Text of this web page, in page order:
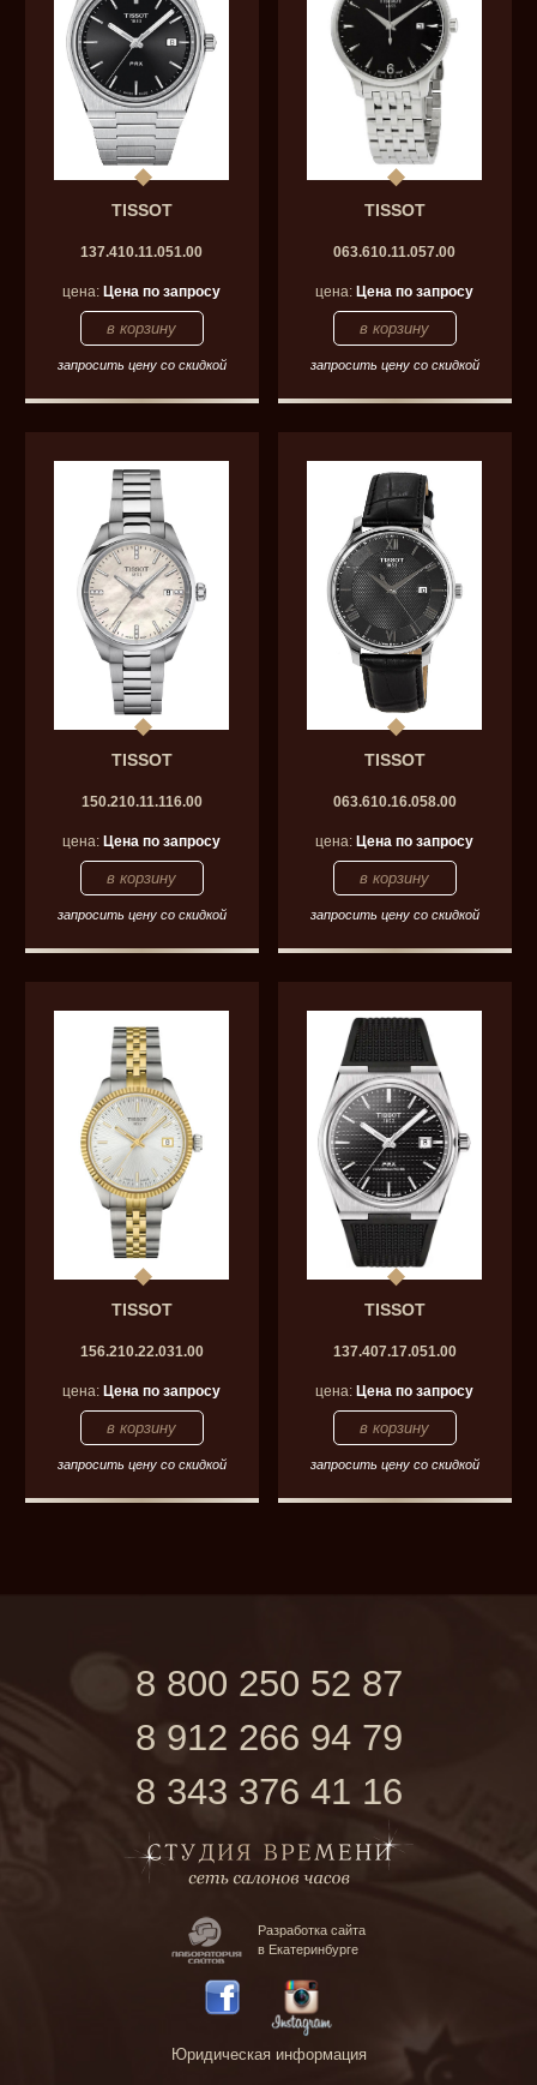
TISSOT
137.410.11.051.00
цена:Цена по запросу
запросить цену со скидкой
TISSOT
063.610.11.057.00
цена:Цена по запросу
запросить цену со скидкой
TISSOT
150.210.11.116.00
цена:Цена по запросу
запросить цену со скидкой
TISSOT
063.610.16.058.00
цена:Цена по запросу
запросить цену со скидкой
TISSOT
156.210.22.031.00
цена:Цена по запросу
запросить цену со скидкой
TISSOT
137.407.17.051.00
цена:Цена по запросу
запросить цену со скидкой
8 800 250 52 87
8 912 266 94 79
8 343 376 41 16
Разработка сайта
в Екатеринбурге
Юридическая информация